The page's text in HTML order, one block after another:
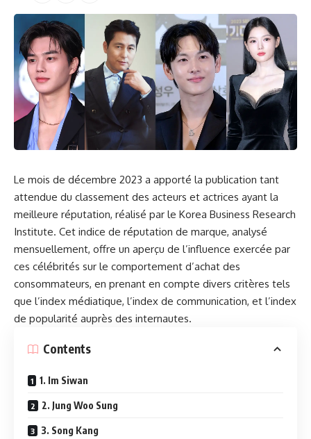
Le mois de décembre 2023 a apporté la publication tant
attendue du classement des acteurs et actrices ayant la
meilleure réputation, réalisé par le Korea Business Research
Institute. Cet indice de réputation de marque, analysé
mensuellement, offre un aperçu de l’influence exercée par
ces célébrités sur le comportement d’achat des
consommateurs, en prenant en compte divers critères tels
que l’index médiatique, l’index de communication, et l’index
de popularité auprès des internautes.
Contents
1. Im Siwan
2. Jung Woo Sung
3. Song Kang